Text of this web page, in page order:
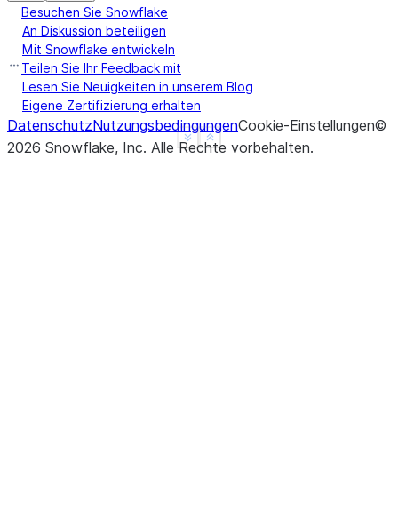
Show less
See more
Besuchen Sie Snowflake
An Diskussion beteiligen
Mit Snowflake entwickeln
Teilen Sie Ihr Feedback mit
Lesen Sie Neuigkeiten in unserem Blog
Eigene Zertifizierung erhalten
DatenschutzNutzungsbedingungenCookie-Einstellungen©
2026 Snowflake, Inc. Alle Rechte vorbehalten.